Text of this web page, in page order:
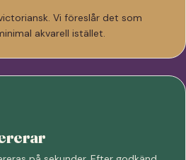
Vi föreslår det som
akvarell istället.